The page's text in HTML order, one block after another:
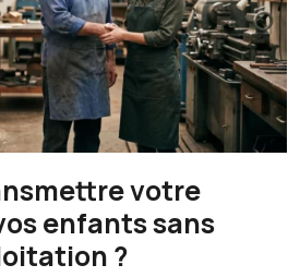
votre
enfants sans
?